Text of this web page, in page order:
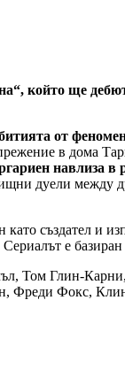
който ще
от
в дома
навлиза
дуели между
създател и
е
Том Глин-
Фокс,